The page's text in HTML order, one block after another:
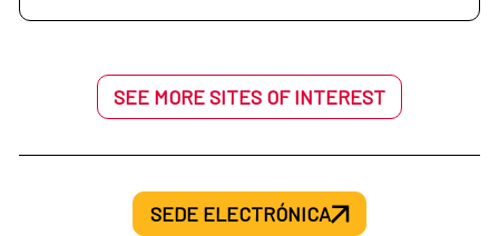
SEE MORE SITES OF INTEREST
SEDE ELECTRÓNICA